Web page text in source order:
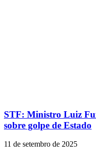
STF: Ministro Luiz
sobre golpe de Estado
11 de setembro de 2025